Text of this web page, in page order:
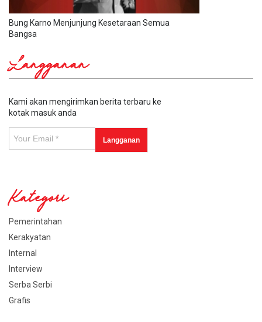
Bung Karno Menjunjung Kesetaraan Semua
Bangsa
Langganan
Kami akan mengirimkan berita terbaru ke
kotak masuk anda
Kategori
Pemerintahan
Kerakyatan
Internal
Interview
Serba Serbi
Grafis